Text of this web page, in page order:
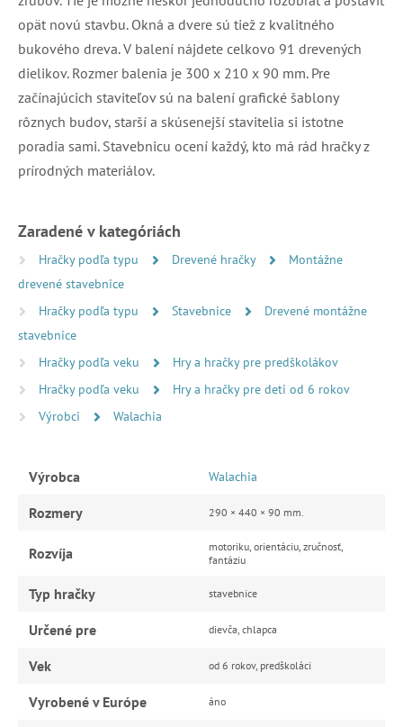
opät novú stavbu. Okná a dvere sú tiež z kvalitného
bukového dreva. V balení nájdete celkovo 91 drevených
dielikov. Rozmer balenia je 300 x 210 x 90 mm. Pre
začínajúcich staviteľov sú na balení grafické šablony
rôznych budov, starší a skúsenejší stavitelia si istotne
poradia sami. Stavebnicu ocení každý, kto má rád hračky z
prírodných materiálov.
Zaradené v kategóriách
Hračky podľa typu Drevené hračky
Montážne
drevené stavebnice
Hračky podľa typu
Stavebnice
Drevené montážne
stavebnice
Hračky podľa veku
Hry a hračky pre predškolákov
Hračky podľa veku
Hry a hračky pre deti od 6 rokov
Výrobci
Walachia
Výrobca Walachia
Rozmery 290 × 440 × 90 mm.
Rozvíja
motoriku, orientáciu, zručnosť,
fantáziu
Typ hračky stavebnice
Určené pre dievča, chlapca
Vek od 6 rokov, predškoláci
Vyrobené v Európe áno